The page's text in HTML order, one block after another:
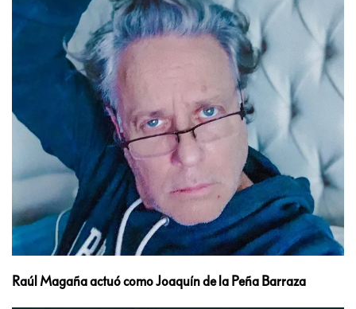
Raúl Magaña actuó como Joaquín de la Peña Barraza